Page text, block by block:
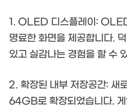
1. OLED 디스플레이:
명료한 화면을 제공합니다.
있고 실감나는 경험을 할 수
2. 확장된 내부 저장공간: 새
64GB로 확장되었습니다.